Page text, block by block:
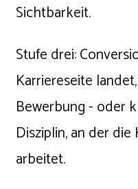
Sichtbarkeit.
Stufe drei:
Karriereseite
Bewerbung - oder
Disziplin, an der
arbeitet.